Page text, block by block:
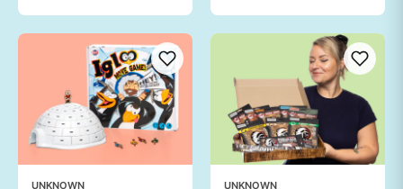
UNKNOWN UNKNOWN